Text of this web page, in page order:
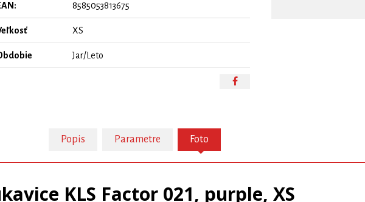
8585053813675
XS
Jar/Leto
Popis Parametre Foto
KLS Factor 021, purple, XS